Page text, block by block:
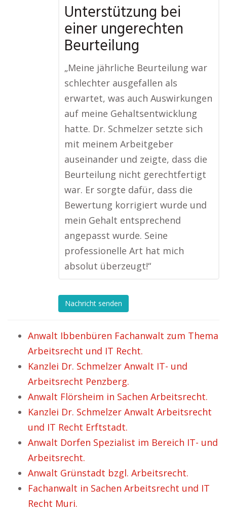
Unterstützung bei
einer ungerechten
Beurteilung
„Meine jährliche Beurteilung war
schlechter ausgefallen als
erwartet, was auch Auswirkungen
auf meine Gehaltsentwicklung
hatte. Dr. Schmelzer setzte sich
mit meinem Arbeitgeber
auseinander und zeigte, dass die
Beurteilung nicht gerechtfertigt
war. Er sorgte dafür, dass die
Bewertung korrigiert wurde und
mein Gehalt entsprechend
angepasst wurde. Seine
professionelle Art hat mich
absolut überzeugt!“
Nachricht senden
Anwalt Ibbenbüren Fachanwalt zum Thema
Arbeitsrecht und IT Recht.
Kanzlei Dr. Schmelzer Anwalt IT- und
Arbeitsrecht Penzberg.
Anwalt Flörsheim in Sachen Arbeitsrecht.
Kanzlei Dr. Schmelzer Anwalt Arbeitsrecht
und IT Recht Erftstadt.
Anwalt Dorfen Spezialist im Bereich IT- und
Arbeitsrecht.
Anwalt Grünstadt bzgl. Arbeitsrecht.
Fachanwalt in Sachen Arbeitsrecht und IT
Recht Muri.